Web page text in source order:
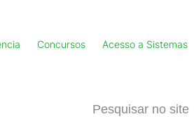
Concursos Acesso a Sistemas